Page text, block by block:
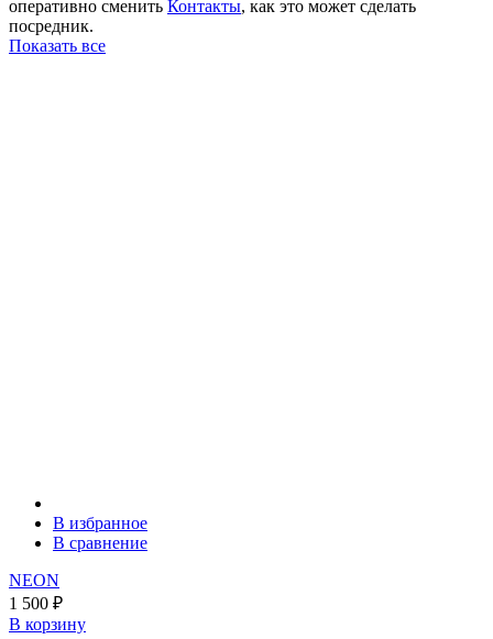
оперативно сменить Контакты, как это может сделать
посредник.
Показать все
В избранное
В сравнение
NEON
1 500 ₽
В корзину